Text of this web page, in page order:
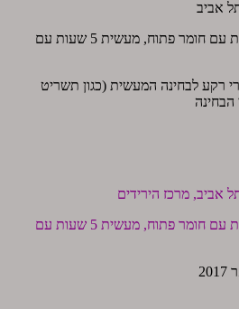
אביב
מבנה הבחינה: עיונית 3.5 שעות עם חומר פתוח, מעשית 5 שעות עם
רקע לבחינה המעשית (כגון תשריט
הבחינה
אביב, מרכז הירידים
מבנה הבחינה: עיונית 3.5 שעות עם חומר פתוח, מעשית 5 שעות עם